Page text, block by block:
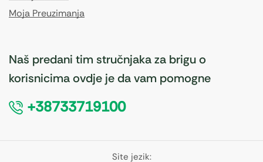
Moja Preuzimanja
Naš predani tim stručnjaka za brigu o
korisnicima ovdje je da vam pomogne
+38733719100
Site jezik: